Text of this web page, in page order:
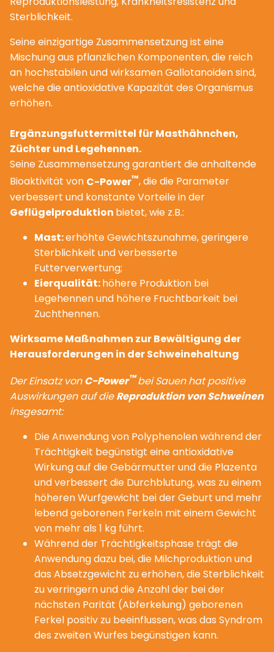
Sterblichkeit.
Seine einzigartige Zusammensetzung ist eine
Mischung aus pflanzlichen Komponenten, die reich
an hochstabilen und wirksamen Gallotanoiden sind,
welche die antioxidative Kapazität des Organismus
erhöhen.
Ergänzungsfuttermittel für Masthähnchen,
Züchter und Legehennen.
Seine Zusammensetzung garantiert die anhaltende
Bioaktivität von C-Power™, die die Parameter
verbessert und konstante Vorteile in der
Geflügelproduktion bietet, wie z.B.:
Mast:erhöhte Gewichtszunahme, geringere
Sterblichkeit und verbesserte
Futterverwertung;
Eierqualität:höhere Produktion bei
Legehennen und höhere Fruchtbarkeit bei
Zuchthennen.
Wirksame Maßnahmen zur Bewältigung der
Herausforderungen in der Schweinehaltung
Der Einsatz vonC-Power™ bei Sauen hat positive
Auswirkungen auf dieReproduktion von Schweinen
insgesamt:
Die Anwendung von Polyphenolen während der
Trächtigkeit begünstigt eine antioxidative
Wirkung auf die Gebärmutter und die Plazenta
und verbessert die Durchblutung, was zu einem
höheren Wurfgewicht bei der Geburt und mehr
lebend geborenen Ferkeln mit einem Gewicht
von mehr als 1 kg führt.
Während der Trächtigkeitsphase trägt die
Anwendung dazu bei, die Milchproduktion und
das Absetzgewicht zu erhöhen, die Sterblichkeit
zu verringern und die Anzahl der bei der
nächsten Parität (Abferkelung) geborenen
Ferkel positiv zu beeinflussen, was das Syndrom
des zweiten Wurfes begünstigen kann.